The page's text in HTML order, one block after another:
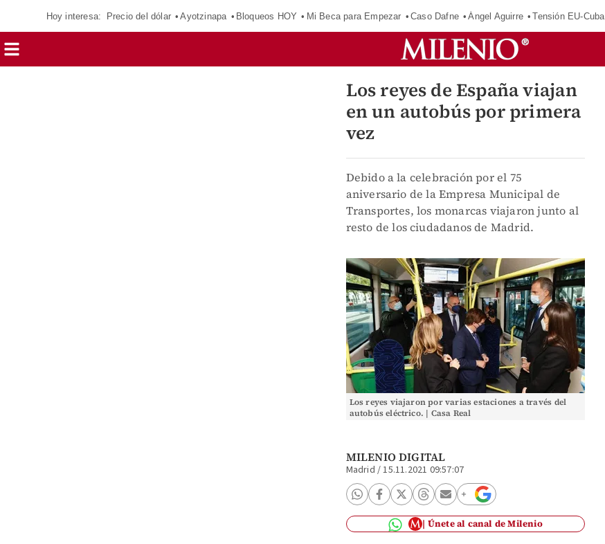
Hoy interesa: Precio del dólar Ayotzinapa Bloqueos HOY Mi Beca para Empezar Caso Dafne Ángel Aguirre Tensión EU-Cuba
Los reyes de España viajan
en un autobús por primera
vez
Debido a la celebración por el 75
aniversario de la Empresa Municipal de
Transportes, los monarcas viajaron junto al
resto de los ciudadanos de Madrid.
Los reyes viajaron por varias estaciones a través del
autobús eléctrico. | Casa Real
MILENIO DIGITAL
Madrid /15.11.2021 09:57:07
Únete al canal de Milenio